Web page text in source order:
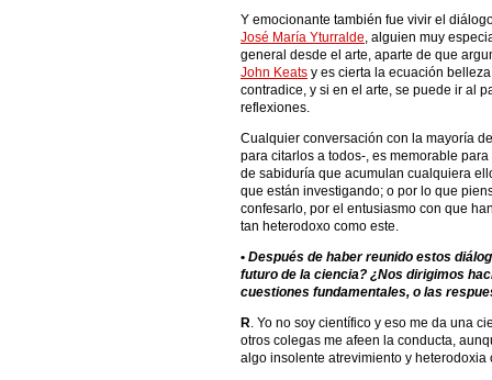
Y emocionante también fue vivir el
José María Yturralde, alguien muy
general desde el arte, aparte de que
John Keats y es cierta la ecuación
contradice, y si en el arte, se puede ir al
reflexiones.
Cualquier conversación con la mayoría
para citarlos a todos-, es memorable
de sabiduría que acumulan cualquiera
que están investigando; o por lo que
confesarlo, por el entusiasmo con que
tan heterodoxo como este.
• Después de haber reunido estos
futuro de la ciencia? ¿Nos dirigimos
cuestiones fundamentales, o las
R. Yo no soy científico y eso me da una
otros colegas me afeen la conducta,
algo insolente atrevimiento y heterodoxia